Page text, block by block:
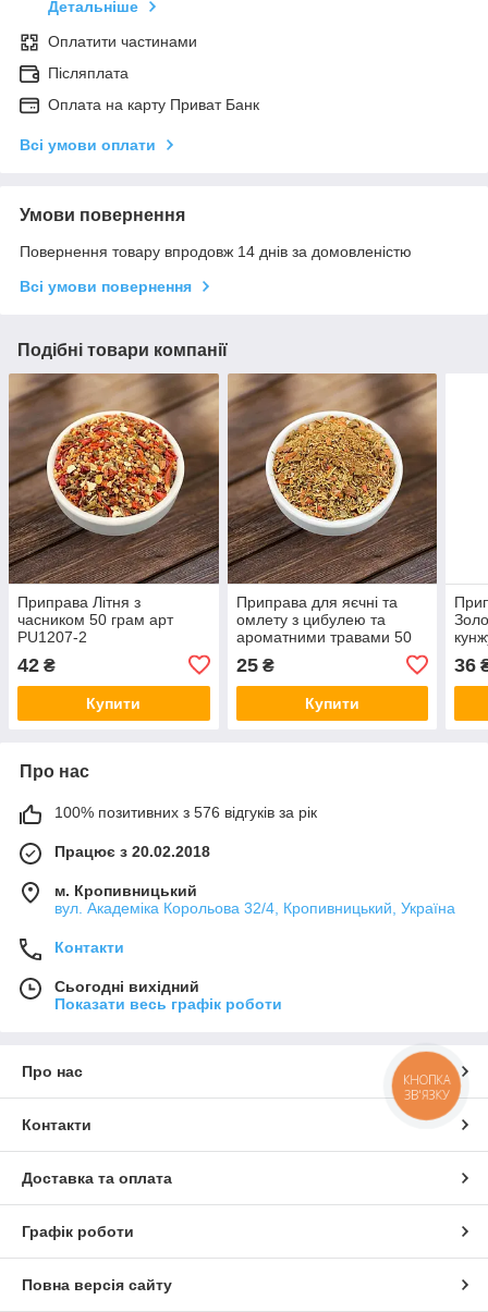
Детальніше
Оплатити частинами
Післяплата
Оплата на карту Приват Банк
Всі умови оплати
Умови повернення
Повернення товару впродовж 14 днів за домовленістю
Всі умови повернення
Подібні товари компанії
Приправа Літня з
часником 50 грам арт
PU1207-2
42 ₴
Купити
Приправа для яєчні та
омлету з цибулею та
ароматними травами 50
25₴
Купити
36
Про нас
100% позитивних з 576 відгуків за рік
Працює з 20.02.2018
м. Кропивницький
вул. Академіка Корольова 32/4, Кропивницький, Україна
Контакти
Сьогодні вихідний
Показати весь графік роботи
Про нас
Контакти
Доставка та оплата
Графік роботи
Повна версія сайту
КНОПКА
ЗВ'ЯЗКУ